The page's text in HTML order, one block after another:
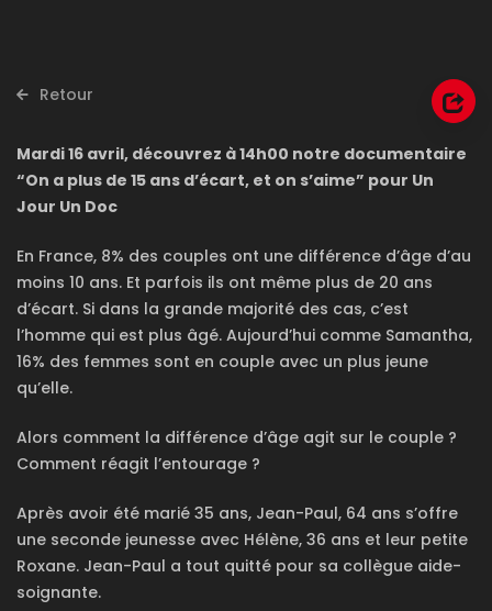
Retour
Mardi 16 avril, découvrez à 14h00 notre documentaire
“On a plus de 15 ans d’écart, et on s’aime” pour Un
Jour Un Doc
En France, 8% des couples ont une différence d’âge d’au
moins 10 ans. Et parfois ils ont même plus de 20 ans
d’écart. Si dans la grande majorité des cas, c’est
l’homme qui est plus âgé. Aujourd’hui comme Samantha,
16% des femmes sont en couple avec un plus jeune
qu’elle.
Alors comment la différence d’âge agit sur le couple ?
Comment réagit l’entourage ?
Après avoir été marié 35 ans, Jean-Paul, 64 ans s’offre
une seconde jeunesse avec Hélène, 36 ans et leur petite
Roxane. Jean-Paul a tout quitté pour sa collègue aide-
soignante.